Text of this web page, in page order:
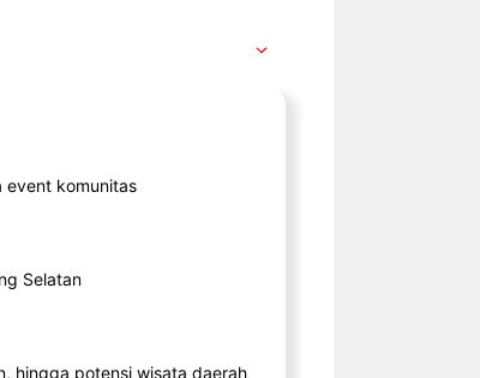
event komunitas
Selatan
hingga potensi wisata daerah